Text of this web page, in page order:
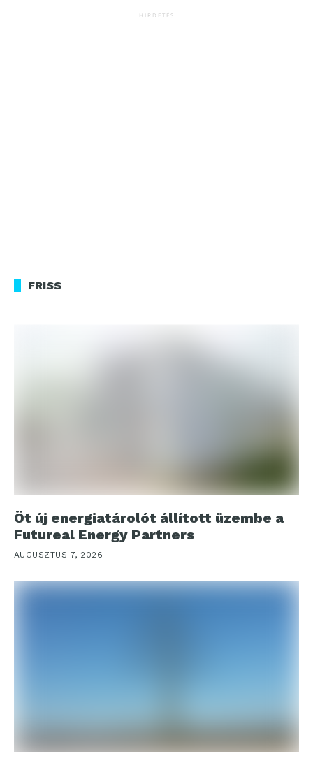
HIRDETÉS
FRISS
Öt új energiatárolót állított üzembe a
Futureal Energy Partners
AUGUSZTUS 7, 2026